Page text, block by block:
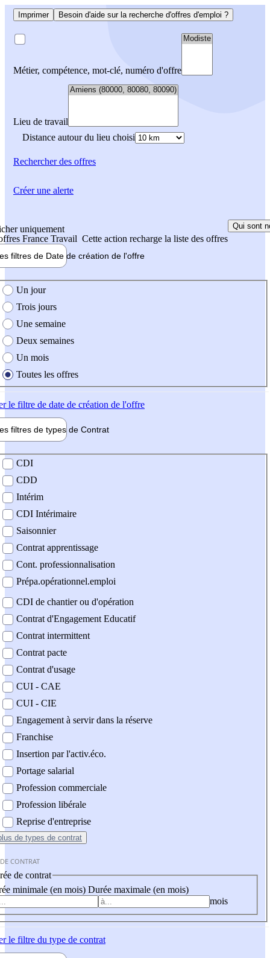
Imprimer Besoin d'aide sur la recherche d'offres d'emploi ?
Métier, compétence, mot-clé, numéro d'offre
Lieu de travail
Distance autour du lieu choisi
Rechercherdes offres
uniquement
France Travail Cette action recharge la liste des offres
Qui sont
filtres de Date de création de l'offre
création de l'offre
Un jour
Trois jours
Une semaine
Deux semaines
Un mois
Toutes les offres
le filtre de date de création de l'offre
filtres de types de Contrat
contrat
CDI
CDD
Intérim
CDI Intérimaire
Saisonnier
Contrat apprentissage
Cont. professionnalisation
Prépa.opérationnel.emploi
CDI de chantier ou d'opération
Contrat d'Engagement Educatif
Contrat intermittent
Contrat pacte
Contrat d'usage
CUI - CAE
CUI - CIE
Engagement à servir dans la réserve
Franchise
Insertion par l'activ.éco.
Portage salarial
Profession commerciale
Profession libérale
Reprise d'entreprise
de types de contrat
CONTRAT
de contrat
minimale (en mois) Durée maximale (en mois)
mois
le filtre du type de contrat
Créer une alerte